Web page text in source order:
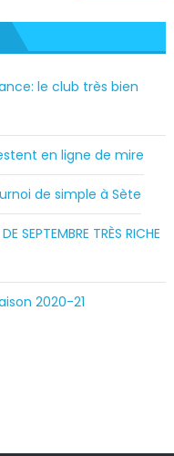
le club très bien
en ligne de mire
de simple à Sète
SEPTEMBRE TRÈS RICHE
2020-21